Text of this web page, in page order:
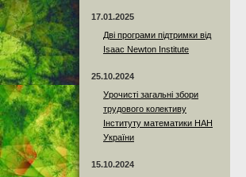
17.01.2025
Дві програми підтримки від
Isaac Newton Institute
25.10.2024
Урочисті загальні збори
трудового колективу
Інституту математики НАН
України
15.10.2024